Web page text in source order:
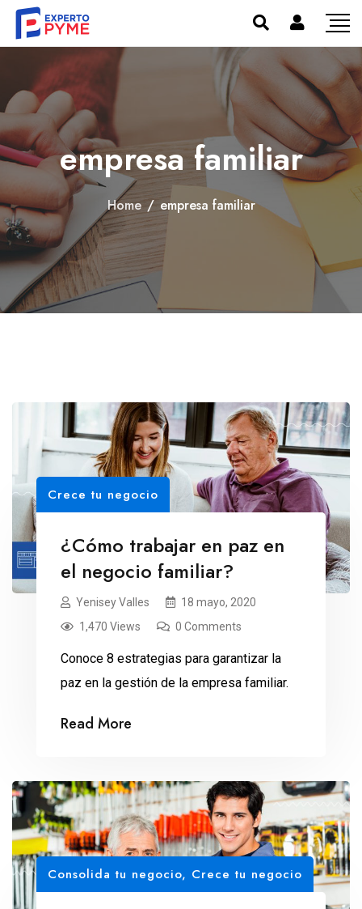
empresa familiar
Home / empresa familiar
Crece tu negocio
¿Cómo trabajar en paz en
el negocio familiar?
Yenisey Valles
18 mayo, 2020
1,470 Views
0 Comments
Conoce 8 estrategias para garantizar la
paz en la gestión de la empresa familiar.
Read More
Consolida tu negocio, Crece tu negocio